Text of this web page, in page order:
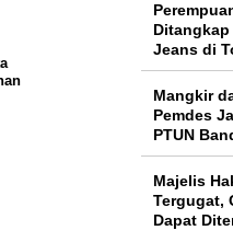
Jeans di
Mangkir
Pemdes
PTUN
Majelis
Tergugat,
Dapat